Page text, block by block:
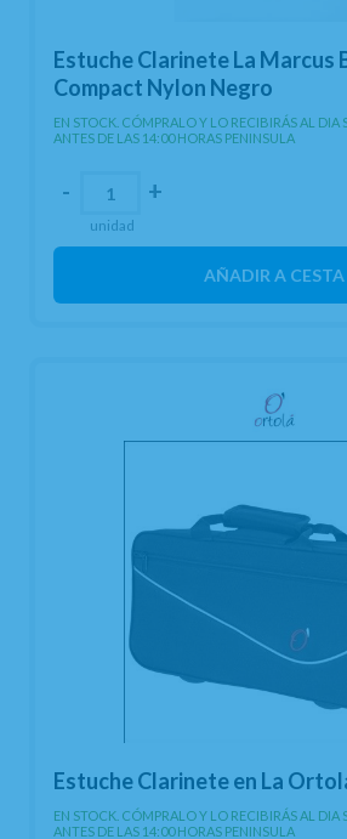
Estuche Clarinete La Marcus
Compact Nylon Negro
EN STOCK. CÓMPRALO Y LO RECIBIRÁS AL
ANTES DE LAS 14:00 HORAS PENINSULA
- +
unidad
AÑADIR A CESTA
Estuche Clarinete en La
EN STOCK. CÓMPRALO Y LO RECIBIRÁS AL
ANTES DE LAS 14:00 HORAS PENINSULA